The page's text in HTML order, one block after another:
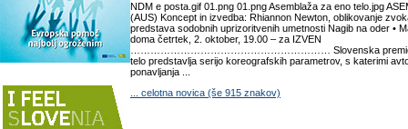
NDM e posta.gif 01.png 01.png Asemblaža za eno telo.jpg
(AUS) Koncept in izvedba: Rhiannon Newton, oblikovanje
predstava sodobnih uprizoritvenih umetnosti Nagib na oder •
doma četrtek, 2. oktober, 19.00 – za IZVEN
…………………………………………………… Slovenska premiera
telo predstavlja serijo koreografskih parametrov, s katerimi
ponavljanja ...
... celotna novica (še 915 znakov)